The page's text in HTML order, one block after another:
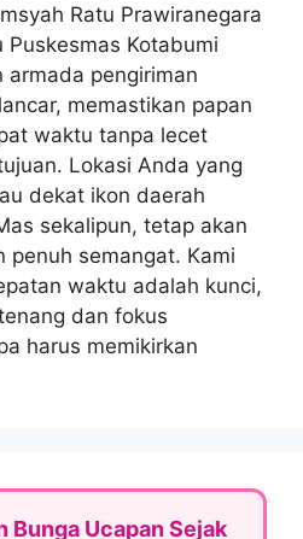
Ratu Prawiranegara
Puskesmas Kotabumi
armada pengiriman
memastikan papan
waktu tanpa lecet
Lokasi Anda yang
dekat ikon daerah
sekalipun, tetap akan
penuh semangat. Kami
waktu adalah kunci,
dan fokus
harus memikirkan
Bunga Ucapan Sejak